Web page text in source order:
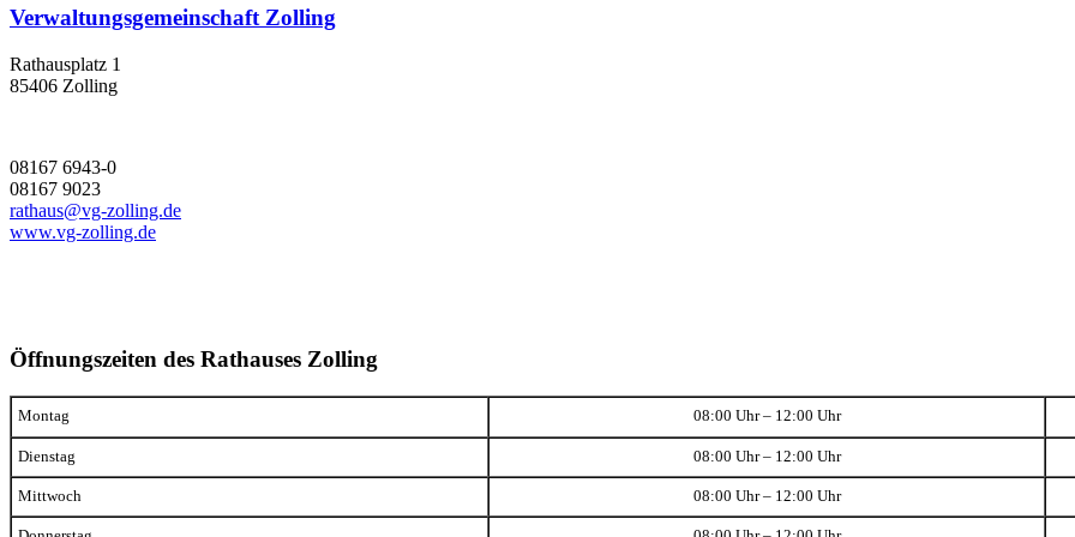
Verwaltungsgemeinschaft Zolling
Rathausplatz 1
85406 Zolling
08167 6943-0
08167 9023
rathaus@vg-zolling.de
www.vg-zolling.de
Öffnungszeiten des Rathauses Zolling
Montag 08:00 Uhr – 12:00 Uhr
Dienstag 08:00 Uhr – 12:00 Uhr
Mittwoch 08:00 Uhr – 12:00 Uhr